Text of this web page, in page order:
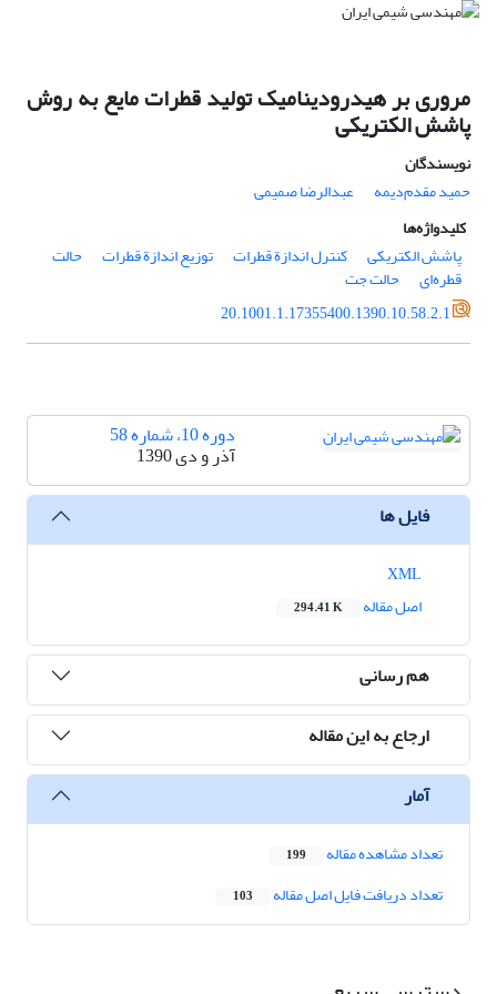
مروری بر هیدرودینامیک تولید قطرات مایع به روش
پاشش الکتریکی
نویسندگان
حمید مقدم‌دیمه
عبدالرضا صمیمی
کلیدواژه‌ها
پاشش الکتریکی
کنترل اندازة قطرات توزیع اندازة قطرات حالت
قطره‌ای
حالت جت
20.1001.1.17355400.1390.10.58.2.1
دوره 10، شماره 58
آذر و دی 1390
فایل ها
اصل مقاله
294.41 K
هم رسانی
ارجاع به این مقاله
آمار
تعداد مشاهده مقاله 199
تعداد دریافت فایل اصل مقاله 103